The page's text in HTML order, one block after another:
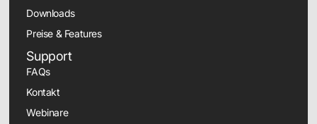
Downloads
Preise & Features
Support
FAQs
Kontakt
Webinare